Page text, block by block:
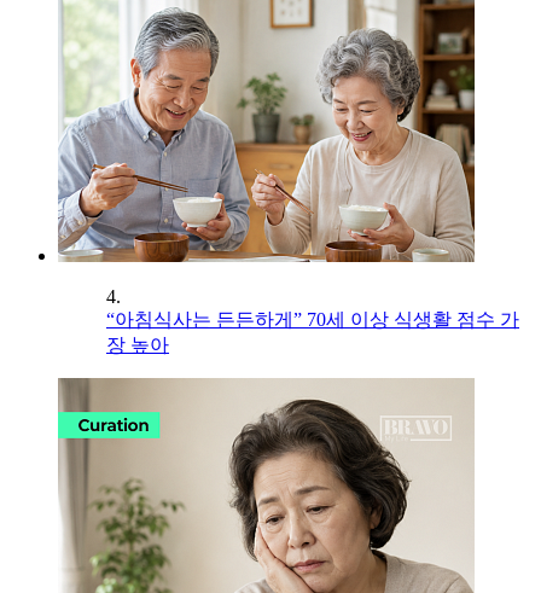
4.
“아침식사는 든든하게” 70세 이상 식생활 점수 가
장 높아